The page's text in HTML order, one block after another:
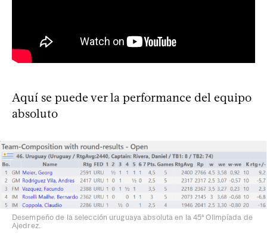
Aquí se puede ver la performance del equipo
absoluto
Desempeño de la selección uruguaya absoluta en la 45ª Olimpíada de
Ajedrez.